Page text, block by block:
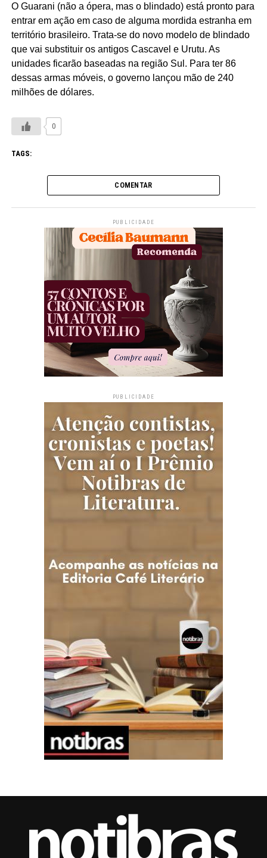
O Guarani (não a ópera, mas o blindado) está pronto para
entrar em ação em caso de alguma mordida estranha em
território brasileiro. Trata-se do novo modelo de blindado
que vai substituir os antigos Cascavel e Urutu. As
unidades ficarão baseadas na região Sul. Para ter 86
dessas armas móveis, o governo lançou mão de 240
milhões de dólares.
0
TAGS:
COMENTAR
PUBLICIDADE
PUBLICIDADE